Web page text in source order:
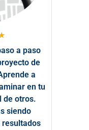
a paso
de
a
en tu
de otros.
siendo
resultados